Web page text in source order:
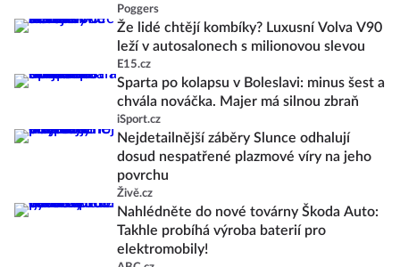
Poggers
Že lidé chtějí kombíky? Luxusní Volva V90
leží v autosalonech s milionovou slevou
E15.cz
Sparta po kolapsu v Boleslavi: minus šest a
chvála nováčka. Majer má silnou zbraň
iSport.cz
Nejdetailnější záběry Slunce odhalují
dosud nespatřené plazmové víry na jeho
povrchu
Živě.cz
Nahlédněte do nové továrny Škoda Auto:
Takhle probíhá výroba baterií pro
elektromobily!